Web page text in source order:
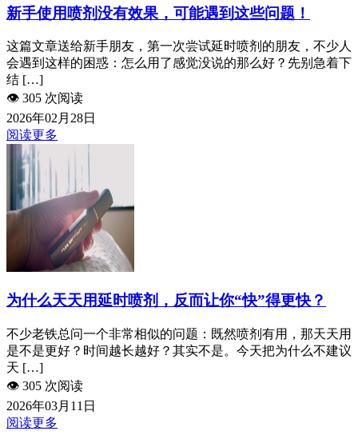
新手使用喷剂没有效果，可能遇到这些问题！
这篇文章送给新手朋友，第一次尝试延时喷剂的朋友，不少人
会遇到这样的困惑：怎么用了感觉没说的那么好？先别急着下
结 […]
👁️ 305 次阅读
2026年02月28日
阅读更多
为什么天天用延时喷剂，反而让你“快”得更快？
不少老铁总问一个非常相似的问题：既然喷剂有用，那天天用
是不是更好？时间越长越好？其实不是。今天把为什么不建议
天 […]
👁️ 305 次阅读
2026年03月11日
阅读更多